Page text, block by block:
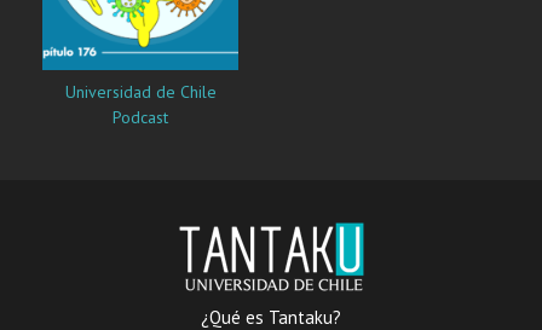
Universidad de Chile
Podcast
¿Qué es Tantaku?